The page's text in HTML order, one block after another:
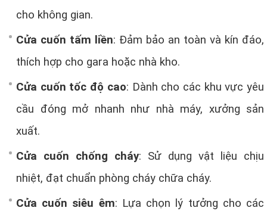
cho không gian.
Cửa cuốn tấm liền: Đảm bảo an toàn và kín đáo,
thích hợp cho gara hoặc nhà kho.
Cửa cuốn tốc độ cao: Dành cho các khu vực yêu
cầu đóng mở nhanh như nhà máy, xưởng sản
xuất.
Cửa cuốn chống cháy: Sử dụng vật liệu chịu
nhiệt, đạt chuẩn phòng cháy chữa cháy.
Cửa cuốn siêu êm: Lựa chọn lý tưởng cho các